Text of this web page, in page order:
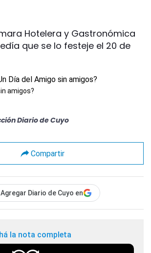
Hotelera y Gastronómica
que se lo festeje el 20 de
amigos?
Diario de Cuyo
Compartir
Agregar Diario de Cuyo en
la nota completa